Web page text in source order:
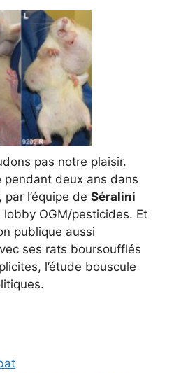
pas notre plaisir.
pendant deux ans dans
l’équipe de Séralini
OGM/pesticides. Et
publique aussi
ses rats boursoufflés
l’étude bouscule